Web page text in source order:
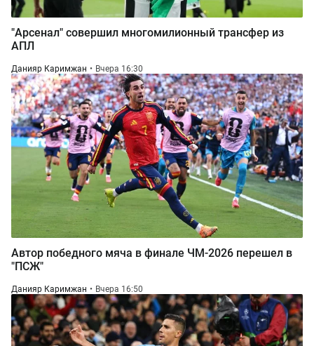
"Арсенал" совершил многомилионный трансфер из
АПЛ
Данияр Каримжан Вчера 16:30
Автор победного мяча в финале ЧМ-2026 перешел в
"ПСЖ"
Данияр Каримжан Вчера 16:50